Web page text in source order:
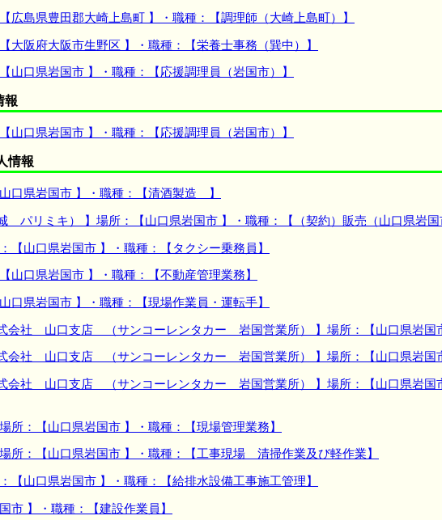
島県豊田郡大崎上島町 】・職種：【調理師（大崎上島町）】
阪府大阪市生野区 】・職種：【栄養士事務（巽中）】
口県岩国市 】・職種：【応援調理員（岩国市）】
報
口県岩国市 】・職種：【応援調理員（岩国市）】
情報
口県岩国市 】・職種：【清酒製造 】
リミキ） 】場所：【山口県岩国市 】・職種：【（契約）販売（山口県岩国
山口県岩国市 】・職種：【タクシー乗務員】
口県岩国市 】・職種：【不動産管理業務】
県岩国市 】・職種：【現場作業員・運転手】
会社 山口支店 （サンコーレンタカー 岩国営業所） 】場所：【山口県岩国
会社 山口支店 （サンコーレンタカー 岩国営業所） 】場所：【山口県岩国
会社 山口支店 （サンコーレンタカー 岩国営業所） 】場所：【山口県岩国
：【山口県岩国市 】・職種：【現場管理業務】
：【山口県岩国市 】・職種：【工事現場 清掃作業及び軽作業】
山口県岩国市 】・職種：【給排水設備工事施工管理】
市 】・職種：【建設作業員】